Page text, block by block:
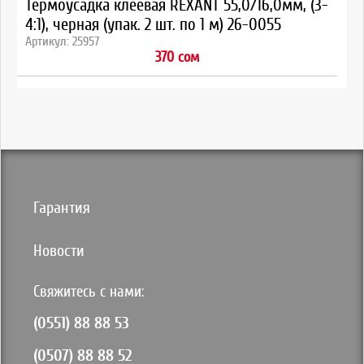
Термоусадка клеевая REXANT 55,0/16,0мм, (3-
4:1), черная (упак. 2 шт. по 1 м) 26-0055
Артикул: 25957
370 сом
Гарантия
Новости
Свяжитесь с нами:
(0551) 88 88 53
(0507) 88 88 52